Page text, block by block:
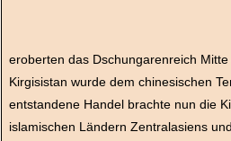
eroberten das Dschungarenreich
Kirgisistan wurde dem chinesischen
entstandene Handel brachte nun die
islamischen Ländern Zentralasiens und